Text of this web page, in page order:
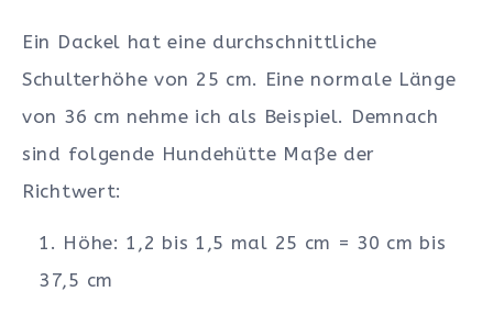
Ein Dackel hat eine durchschnittliche
Schulterhöhe von 25 cm. Eine normale Länge
von 36 cm nehme ich als Beispiel. Demnach
sind folgende Hundehütte Maße der
Richtwert:
Höhe: 1,2 bis 1,5 mal 25 cm = 30 cm bis
37,5 cm